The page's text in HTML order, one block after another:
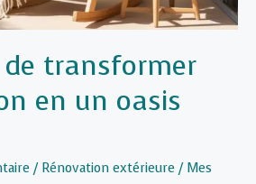
transformer
en un oasis
/ Rénovation extérieure / Mes